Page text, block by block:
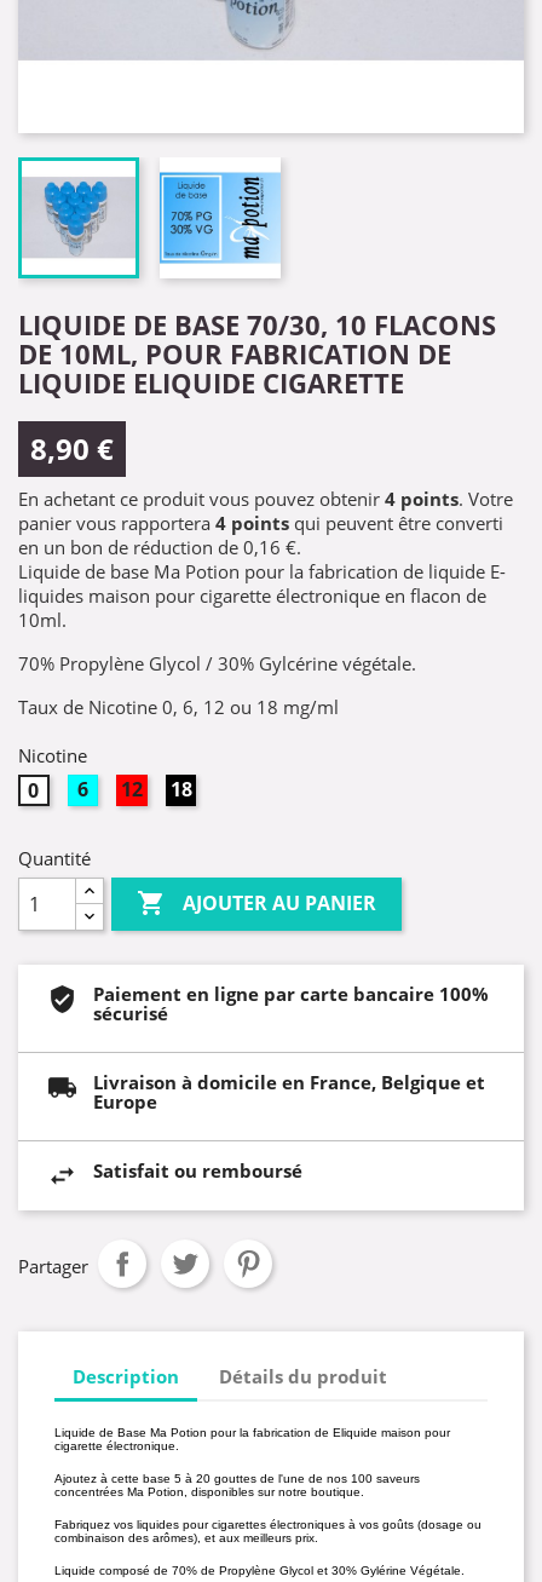
LIQUIDE DE BASE 70/30, 10 FLACONS
DE 10ML, POUR FABRICATION DE
LIQUIDE ELIQUIDE CIGARETTE
8,90 €
En achetant ce produit vous pouvez obtenir 4 points. Votre
panier vous rapportera 4 points qui peuvent être converti
en un bon de réduction de 0,16 €.
Liquide de base Ma Potion pour la fabrication de liquide E-
liquides maison pour cigarette électronique en flacon de
10ml.
70% Propylène Glycol / 30% Gylcérine végétale.
Taux de Nicotine 0, 6, 12 ou 18 mg/ml
Nicotine
0mg 6mg 12mg 18mg
Quantité
 AJOUTER AU PANIER
Paiement en ligne par carte bancaire 100%
sécurisé
Livraison à domicile en France, Belgique et
Europe
Satisfait ou remboursé
Partager
Description Détails du produit
Liquide de Base Ma Potion pour la fabrication de Eliquide maison pour
cigarette électronique.
Ajoutez à cette base 5 à 20 gouttes de l'une de nos 100 saveurs
concentrées Ma Potion, disponibles sur notre boutique.
Fabriquez vos liquides pour cigarettes électroniques à vos goûts (dosage ou
combinaison des arômes), et aux meilleurs prix.
Liquide composé de 70% de Propylène Glycol et 30% Gylérine Végétale.